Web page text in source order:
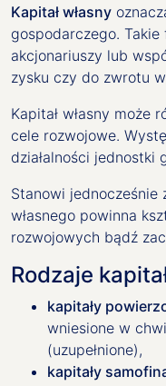
Kapitał własny
gospodarczego.
akcjonariuszy lub
zysku czy do zwrotu
Kapitał własny może
cele rozwojowe.
działalności
Stanowi jednocześnie
własnego powinna
rozwojowych bądź
Rodzaje
kapitały
wniesione w
(uzupełnione),
kapitały